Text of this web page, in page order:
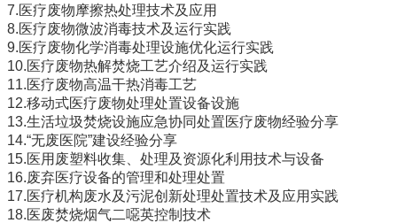
7.医疗废物摩擦热处理技术及应用
8.医疗废物微波消毒技术及运行实践
9.医疗废物化学消毒处理设施优化运行实践
10.医疗废物热解焚烧工艺介绍及运行实践
11.医疗废物高温干热消毒工艺
12.移动式医疗废物处理处置设备设施
13.生活垃圾焚烧设施应急协同处置医疗废物经验分享
14.“无废医院”建设经验分享
15.医用废塑料收集、处理及资源化利用技术与设备
16.废弃医疗设备的管理和处理处置
17.医疗机构废水及污泥创新处理处置技术及应用实践
18.医废焚烧烟气二噁英控制技术